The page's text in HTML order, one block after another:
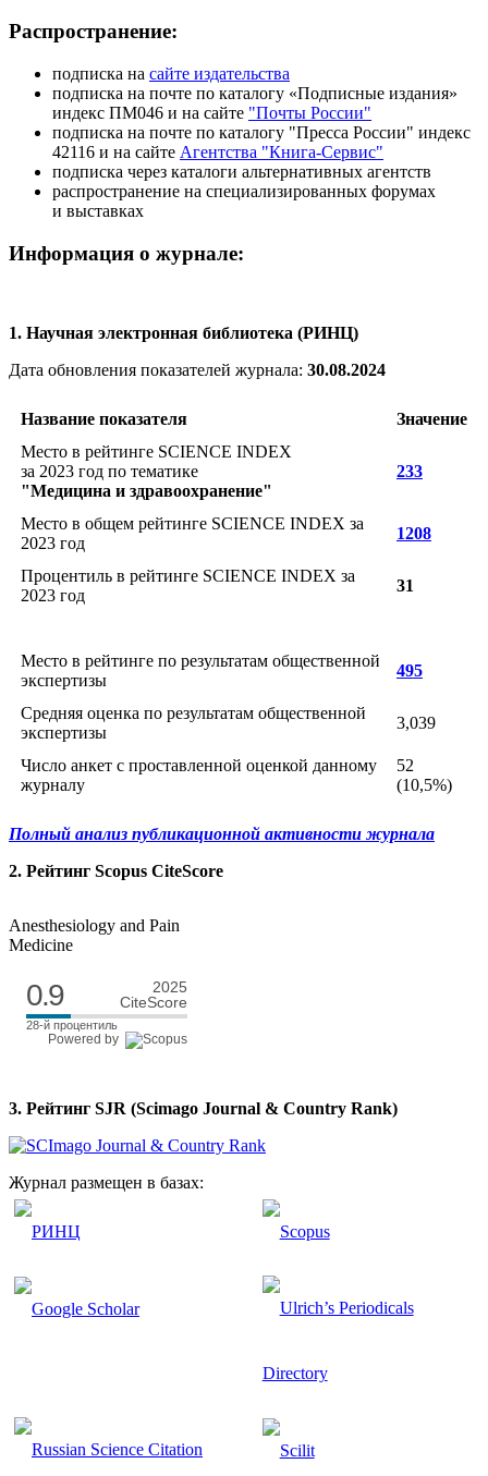
Распространение:
подписка на сайте издательства
подписка на почте по каталогу «Подписные издания»
индекс ПМ046 и на сайте "Почты России"
подписка на почте по каталогу "Пресса России" индекс
42116 и на сайте Агентства "Книга-Сервис"
подписка через каталоги альтернативных агентств
распространение на специализированных форумах
и выставках
Информация о журнале:
1. Научная электронная библиотека (РИНЦ)
Дата обновления показателей журнала: 30.08.2024
Название показателя
Значение
Место в рейтинге SCIENCE INDEX
за 2023 год по тематике
"Медицина и здравоохранение"
233
Место в общем рейтинге SCIENCE INDEX за
2023 год
1208
Процентиль в рейтинге SCIENCE INDEX за
2023 год
31
Место в рейтинге по результатам общественной
экспертизы
495
Средняя оценка по результатам общественной
экспертизы
3,039
Число анкет с проставленной оценкой данному
журналу
52
(10,5%)
Полный анализ публикационной активности журнала
2. Рейтинг Scopus CiteScore
Anesthesiology and Pain
Medicine
0.9
2025
CiteScore
28-й процентиль
Powered by
3. Рейтинг SJR (Scimago Journal & Country Rank)
Журнал размещен в базах: